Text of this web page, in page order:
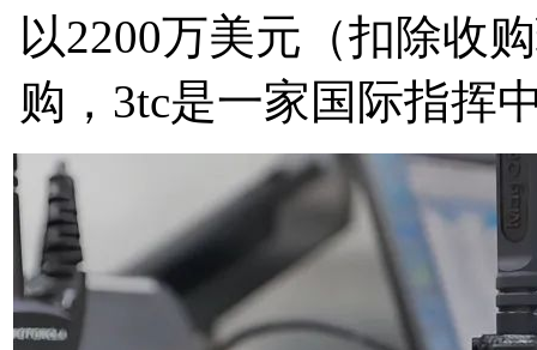
以2200万美元（扣除收
购，3tc是一家国际指挥